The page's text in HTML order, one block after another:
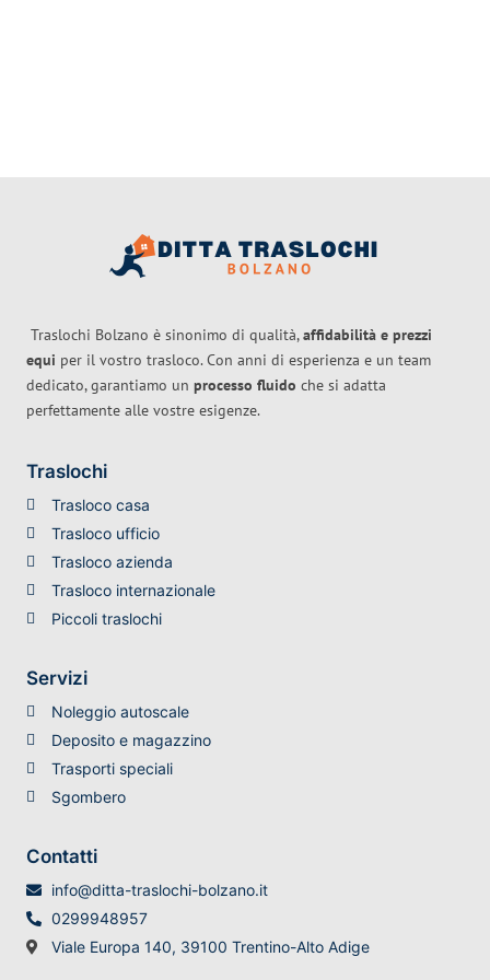
Traslochi Bolzano è sinonimo di qualità,affidabilità e prezzi
equi per il vostro trasloco. Con anni di esperienza e un team
dedicato, garantiamo un processo fluido che si adatta
perfettamente alle vostre esigenze.
Traslochi
Trasloco casa
Trasloco ufficio
Trasloco azienda
Trasloco internazionale
Piccoli traslochi
Servizi
Noleggio autoscale
Deposito e magazzino
Trasporti speciali
Sgombero
Contatti
info@ditta-traslochi-bolzano.it
0299948957
Viale Europa 140, 39100 Trentino-Alto Adige